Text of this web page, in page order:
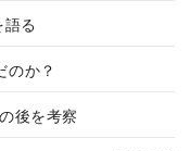
る
のか？
後を考察